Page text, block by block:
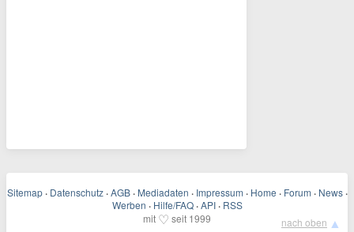
Sitemap · Datenschutz · AGB · Mediadaten · Impressum · Home · Forum · News ·
Werben · Hilfe/FAQ · API · RSS
mit ♡ seit 1999 nach oben ▲